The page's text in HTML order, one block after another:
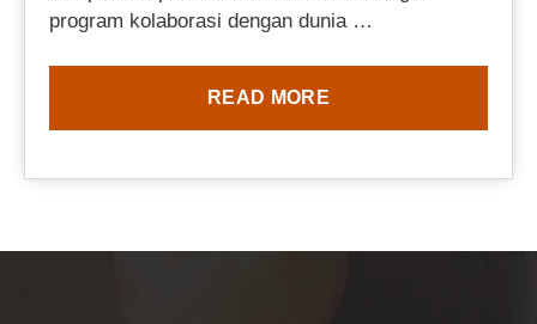
program kolaborasi dengan dunia …
READ MORE